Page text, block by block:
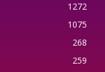
1272
1075
268
259